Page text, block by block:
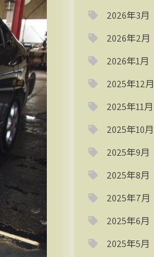
2026年3月
2026年2月
2026年1月
2025年12月
2025年11月
2025年10月
2025年9月
2025年8月
2025年7月
2025年6月
2025年5月